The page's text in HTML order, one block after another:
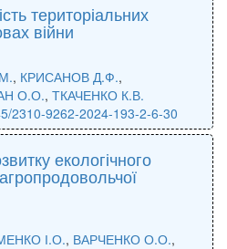
територіальних
війни
, КРИСАНОВ Д.Ф.,
О.О., ТКАЧЕНКО К.В.
2310-9262-2024-193-2-6-30
екологічного
І.О., ВАРЧЕНКО О.О.,